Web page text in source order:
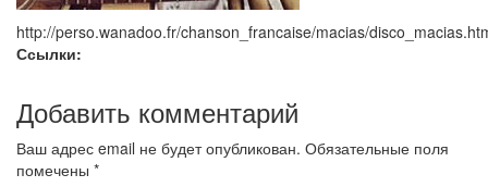
http://perso.wanadoo.fr/chanson_francaise/macias/
Ссылки:
Добавить комментарий
Ваш адрес email не будет опубликован. Обязательные поля
помечены *